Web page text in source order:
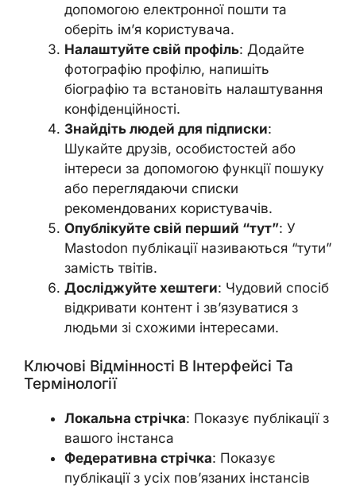
допомогою електронної пошти та
оберіть ім’я користувача.
Налаштуйте свій профіль: Додайте
фотографію профілю, напишіть
біографію та встановіть налаштування
конфіденційності.
Знайдіть людей для підписки:
Шукайте друзів, особистостей або
інтереси за допомогою функції пошуку
або переглядаючи списки
рекомендованих користувачів.
Опублікуйте свій перший “тут”: У
Mastodon публікації називаються “тути”
замість твітів.
Досліджуйте хештеги: Чудовий спосіб
відкривати контент і зв’язуватися з
людьми зі схожими інтересами.
Ключові Відмінності В Інтерфейсі Та
Термінології
Локальна стрічка: Показує публікації з
вашого інстанса
Федеративна стрічка: Показує
публікації з усіх пов’язаних інстансів